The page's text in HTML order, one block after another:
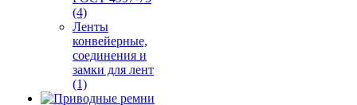
(4)
Ленты
конвейерные,
соединения и
замки для лент
(1)